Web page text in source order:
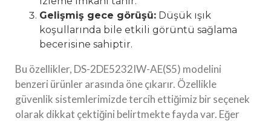
Gelişmiş gece görüşü: Düşük ışık
koşullarında bile etkili görüntü sağlama
becerisine sahiptir.
Bu özellikler, DS-2DE5232IW-AE(S5) modelini
benzeri ürünler arasında öne çıkarır. Özellikle
güvenlik sistemlerimizde tercih ettiğimiz bir seçenek
olarak dikkat çektiğini belirtmekte fayda var. Eğer